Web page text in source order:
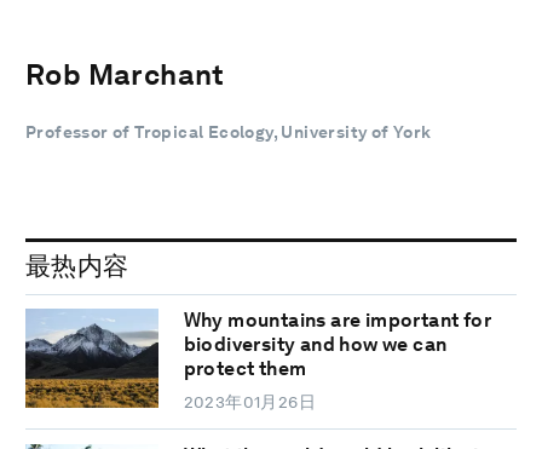
Rob Marchant
Professor of Tropical Ecology, University of York
最热内容
Why mountains are important for
biodiversity and how we can
protect them
2023年01月26日